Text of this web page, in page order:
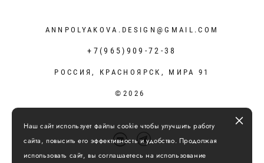
ANNPOLYAKOVA.DESIGN@GMAIL.COM
+7(965)909-72-38
РОССИЯ, КРАСНОЯРСК, МИРА 91
©2026
Наш сайт использует файлы cookie чтобы улучшить работу
сайта, повысить его эффективность и удобство. Продолжая
использовать сайт, вы соглашаетесь на использование